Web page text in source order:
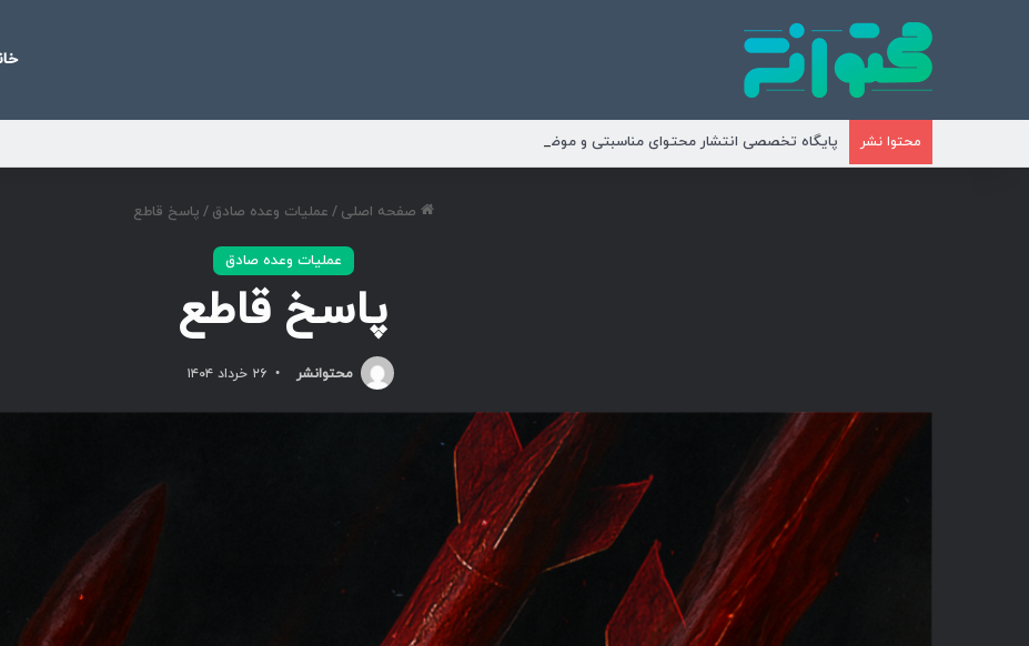
محتوا نشر پایگاه تخصصی انتشار محتوای مناسبتی و موضوعی
صفحه اصلی / عملیات وعده صادق / پاسخ قاطع
عملیات وعده صادق
پاسخ قاطع
محتوانشر ۲۶ خرداد ۱۴۰۴